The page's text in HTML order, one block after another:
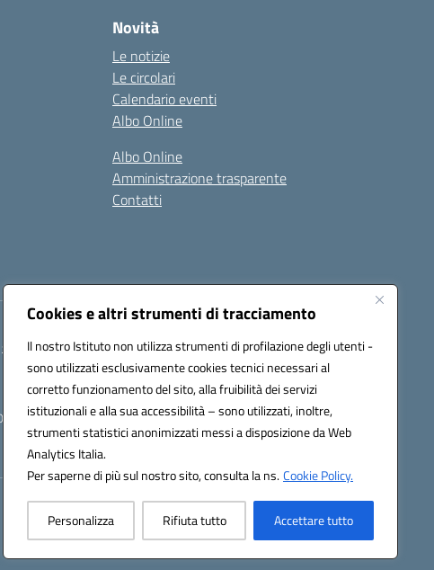
Cookies e altri strumenti di tracciamento
Il nostro Istituto non utilizza strumenti di profilazione degli utenti -
sono utilizzati esclusivamente cookies tecnici necessari al
corretto funzionamento del sito, alla fruibilità dei servizi
istituzionali e alla sua accessibilità – sono utilizzati, inoltre,
strumenti statistici anonimizzati messi a disposizione da Web
Analytics Italia.
Per saperne di più sul nostro sito, consulta la ns.Cookie Policy.
Personalizza Rifiuta tutto Accettare tutto
Novità
Le notizie
Le circolari
Calendario eventi
Albo Online
Albo Online
Amministrazione trasparente
Contatti
saic8at00d@pec.istruzione.it